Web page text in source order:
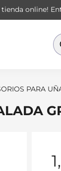
tienda online!
PARA